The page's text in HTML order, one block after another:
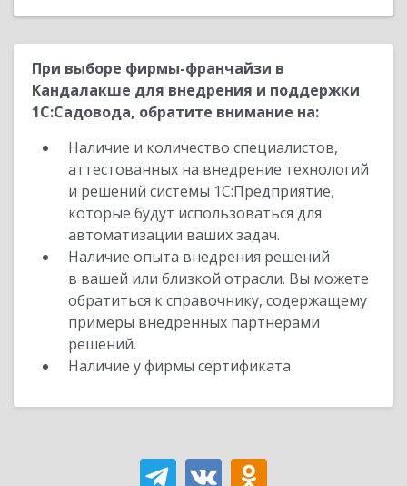
При выборе фирмы-франчайзи в
Кандалакше для внедрения и поддержки
1С:Садовода, обратите внимание на:
Наличие и количество специалистов,
аттестованных на внедрение технологий
и решений системы 1С:Предприятие,
которые будут использоваться для
автоматизации ваших задач.
Наличие опыта внедрения решений
в вашей или близкой отрасли. Вы можете
обратиться к справочнику, содержащему
примеры внедренных партнерами
решений.
Наличие у фирмы сертификата